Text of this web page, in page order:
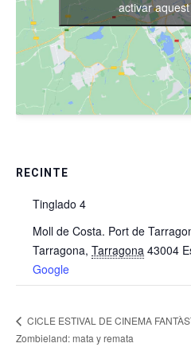
RECINTE
Tinglado 4
Moll de Costa. Port de
Tarragona, Tarragona 43004
Google
activar
CICLE ESTIVAL DE CINEMA
Zombieland: mata y remata